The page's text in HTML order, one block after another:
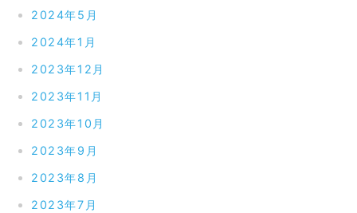
2024年5月
2024年1月
2023年12月
2023年11月
2023年10月
2023年9月
2023年8月
2023年7月